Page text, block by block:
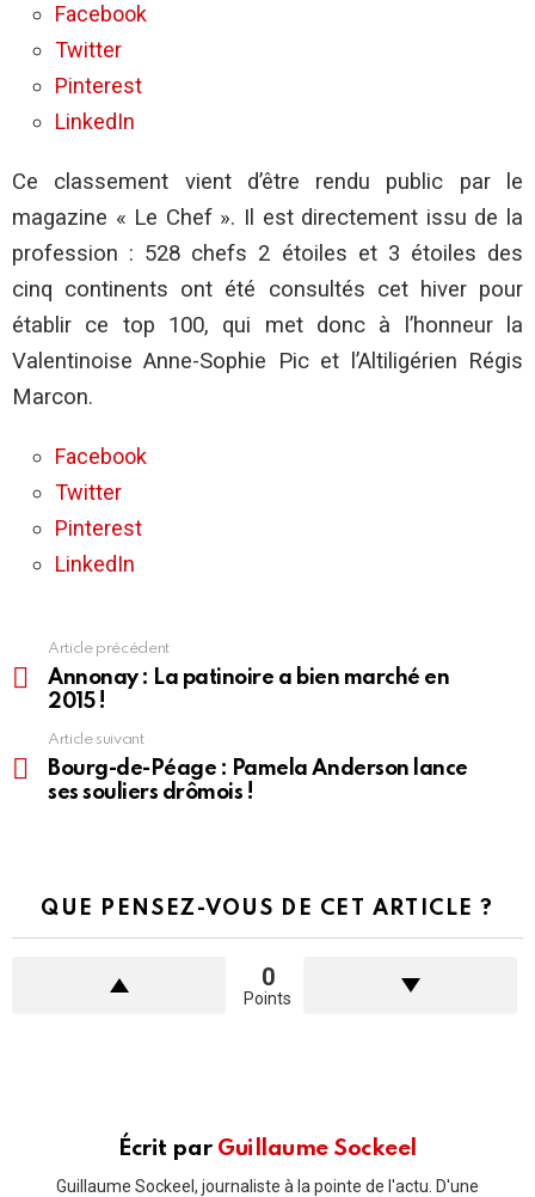
100
des
meilleurs
chefs
Facebook
Twitter
Pinterest
LinkedIn
Ce classement vient d’être rendu public par le
magazine « Le Chef ». Il est directement issu de la
profession : 528 chefs 2 étoiles et 3 étoiles des
cinq continents ont été consultés cet hiver pour
établir ce top 100, qui met donc à l’honneur la
Valentinoise Anne-Sophie Pic et l’Altiligérien Régis
Marcon.
Facebook
Twitter
Pinterest
LinkedIn
voir
Article précédent
Annonay : La patinoire a bien marché en
2015 !
Article suivant
Bourg-de-Péage : Pamela Anderson lance
ses souliers drômois !
QUE PENSEZ-VOUS DE CET ARTICLE ?
0
Points
Écrit par Guillaume Sockeel
Guillaume Sockeel, journaliste à la pointe de l'actu. D'une